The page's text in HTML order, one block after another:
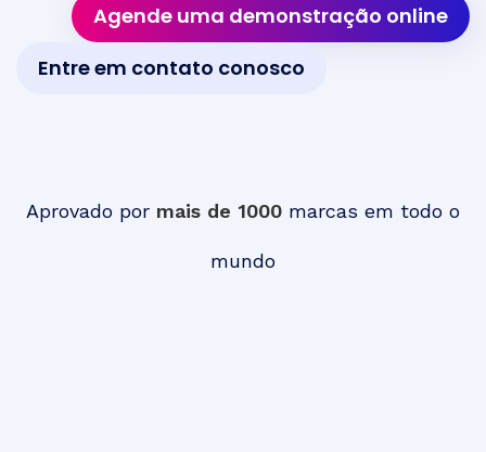
Agende uma demonstração online
Entre em contato conosco
Aprovado por mais de 1000 marcas em todo o
mundo